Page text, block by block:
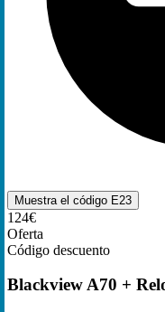
Muestra el código E23
124€
Oferta
Código descuento
Blackview A70 +